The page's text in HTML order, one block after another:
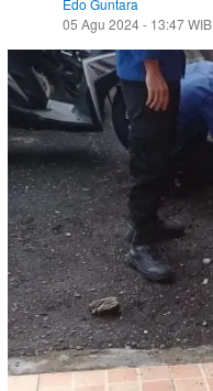
Edo Guntara
05 Agu 2024 - 13:47 WIB